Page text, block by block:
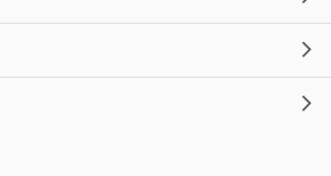
Oogspoel flessen en